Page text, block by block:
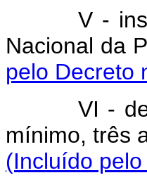
V -
Nacional
pelo Decreto
VI -
mínimo, três
(Incluído